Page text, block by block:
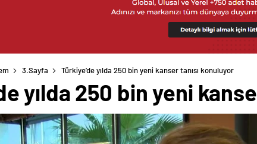
3.Sayfa Türkiye’de yılda 250 bin yeni kanser tanısı konuluyor
yılda 250 bin yeni